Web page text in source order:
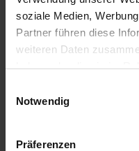
soziale Medien,
Partner führen diese
weiteren Daten
haben oder die sie im
Cookies, wenn Sie
Notwendig
Präferenzen
Artikel Nr.: 0711100
Beschreibung
Bewertungen lesen,